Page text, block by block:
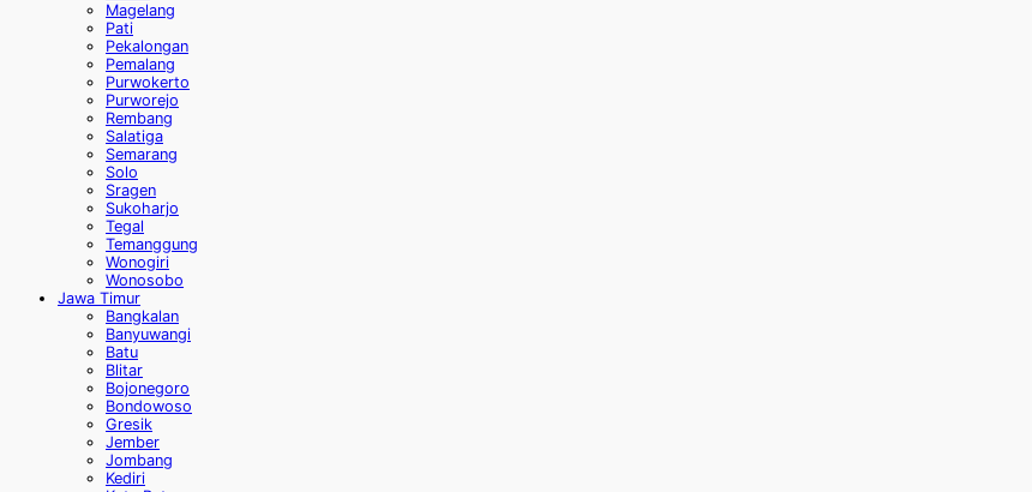
Magelang
Pati
Pekalongan
Pemalang
Purwokerto
Purworejo
Rembang
Salatiga
Semarang
Solo
Sragen
Sukoharjo
Tegal
Temanggung
Wonogiri
Wonosobo
Jawa Timur
Bangkalan
Banyuwangi
Batu
Blitar
Bojonegoro
Bondowoso
Gresik
Jember
Jombang
Kediri